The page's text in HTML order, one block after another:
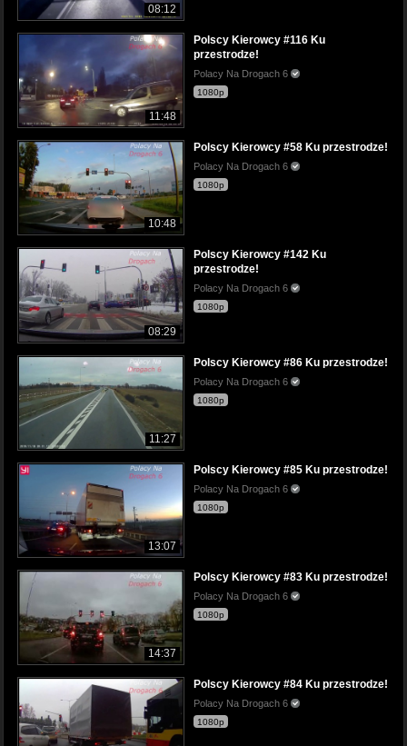
08:12
11:48
Polscy Kierowcy #116 Ku
przestrodze!
Polacy Na Drogach 6
1080p
10:48
Polscy Kierowcy #58 Ku przestrodze!
Polacy Na Drogach 6
1080p
08:29
Polscy Kierowcy #142 Ku
przestrodze!
Polacy Na Drogach 6
1080p
11:27
Polscy Kierowcy #86 Ku przestrodze!
Polacy Na Drogach 6
1080p
13:07
Polscy Kierowcy #85 Ku przestrodze!
Polacy Na Drogach 6
1080p
14:37
Polscy Kierowcy #83 Ku przestrodze!
Polacy Na Drogach 6
1080p
Polscy Kierowcy #84 Ku przestrodze!
Polacy Na Drogach 6
1080p